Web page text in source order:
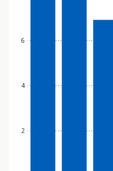
2
4
6